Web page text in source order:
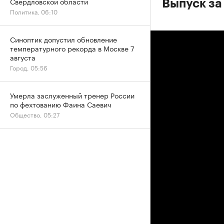
Выпуск
Политика, 06:10
Синоптик допустил обновление
температурного рекорда в Москве 7
августа
Город, 05:56
Умерла заслуженный тренер России
по фехтованию Фаина Саевич
Общество, 05:27